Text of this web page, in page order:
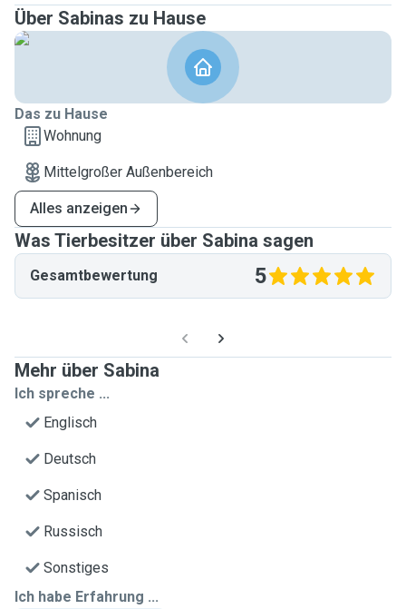
Über Sabinas zu Hause
Das zu Hause
Wohnung
Mittelgroßer Außenbereich
Alles anzeigen
Was Tierbesitzer über Sabina sagen
Gesamtbewertung 5
Mehr über Sabina
Ich spreche ...
Englisch
Deutsch
Spanisch
Russisch
Sonstiges
Ich habe Erfahrung ...